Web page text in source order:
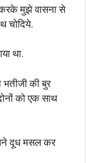
मुझे वासना से
चोदिये.
था.
की बुर
को एक साथ
दूध मसल कर